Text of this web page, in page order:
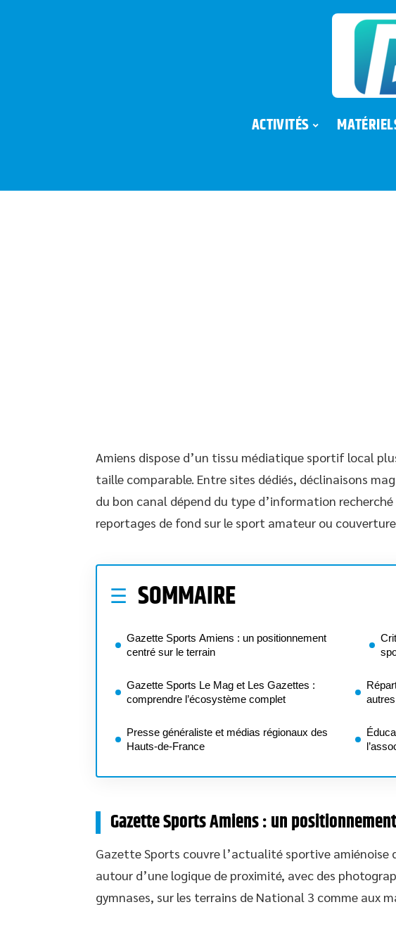
ACTIVITÉS
Amiens dispose d’un tissu médiatique sportif local
taille comparable. Entre sites dédiés, déclinaisons
du bon canal dépend du type d’information
reportages de fond sur le sport amateur ou
SOMMAIRE
Gazette Sports Amiens : un positionnement
centré sur le terrain
Gazette Sports Le Mag et Les Gazettes :
comprendre l’écosystème complet
Presse généraliste et médias régionaux des
Hauts-de-France
Gazette Sports Amiens : un
Gazette Sports couvre l’actualité sportive amiénoise
autour d’une logique de proximité, avec des
gymnases, sur les terrains de National 3 comme aux